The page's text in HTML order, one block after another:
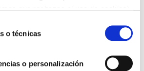
o técnicas
o personalización